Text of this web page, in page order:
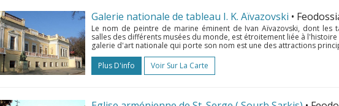
Galerie nationale de tableau I. K. Aïvazovski •
Le nom de peintre de marine éminent de Ivan Aïvazovski, dont les
salles des différents musées du monde, est étroitement liée à l'histoire
galerie d'art nationale qui porte son nom est une des attractions
Plus D'info
Voir Sur La Carte